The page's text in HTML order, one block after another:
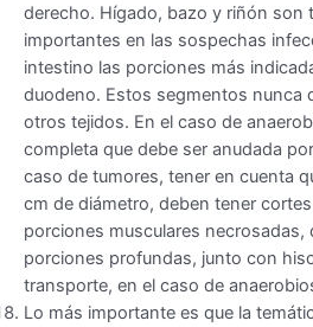
derecho. Hígado, bazo y riñón son
importantes en las sospechas
intestino las porciones más
duodeno. Estos segmentos nunca
otros tejidos. En el caso de
completa que debe ser anudada
caso de tumores, tener en cuenta
cm de diámetro, deben tener
porciones musculares necrosadas,
porciones profundas, junto con
transporte, en el caso de
Lo más importante es que la